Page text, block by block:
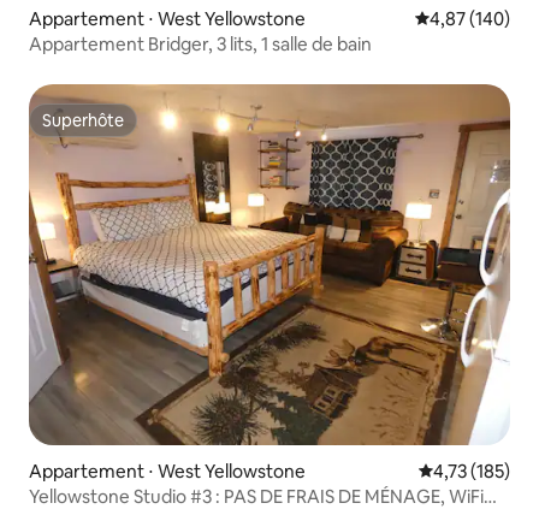
Appartement ⋅ West Yellowstone Évaluation
4,87 (140)
Appartement Bridger, 3 lits, 1 salle de bain
Superhôte
Superhôte
Appartement ⋅ West Yellowstone Évaluation
4,73 (185)
Yellowstone Studio #3 : PAS DE FRAIS DE MÉNAGE, WiFi